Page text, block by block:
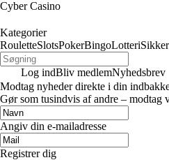
Cyber Casino
Kategorier
RouletteSlotsPokerBingoLotteri
Log indBliv medlemNyhedsbrev
Modtag nyheder direkte i din
Gør som tusindvis af andre – modtag
Angiv din e-mailadresse
Registrer dig